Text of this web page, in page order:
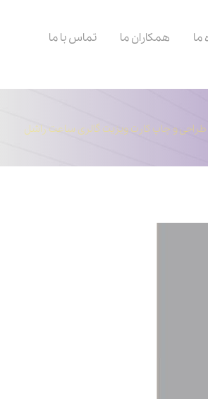
ما همکاران ما تماس با ما
طراحی و چاپ کارت ویزیت گالری ساعت راشل